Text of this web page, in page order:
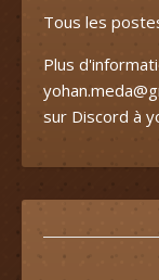
Tous les
Plus
sur Discord à